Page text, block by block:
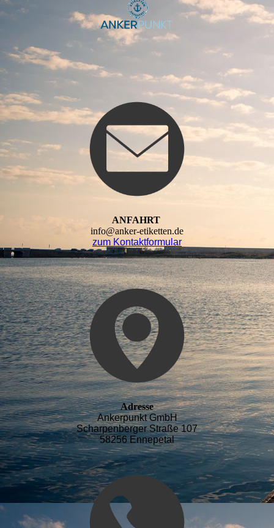
ANFAHRT
info@anker-etiketten.de
zum Kontaktformular
Adresse
Ankerpunkt GmbH
Scharpenberger Straße 107
58256 Ennepetal